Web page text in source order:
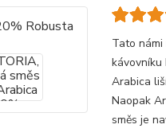
Tato
kávovníku
Arabica
Naopak
směs je